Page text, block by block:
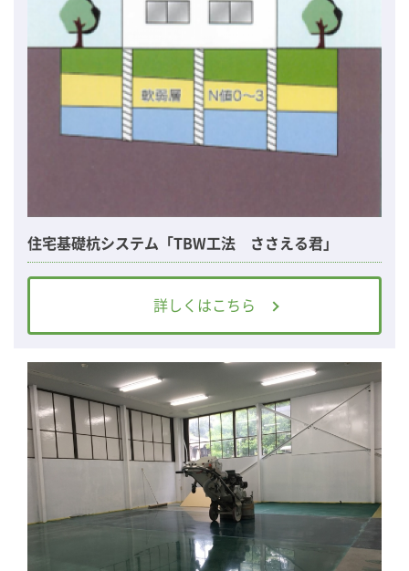
住宅基礎杭システム「TBW工法 ささえる君」
詳しくはこちら